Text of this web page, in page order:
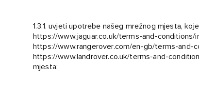
1.3.1. uvjeti upotrebe našeg mrežnog mjesta,
https://www.jaguar.co.uk/terms-and-conditions/
https://www.rangerover.com/en-gb/terms-and-
https://www.landrover.co.uk/terms-and-
mjesta;